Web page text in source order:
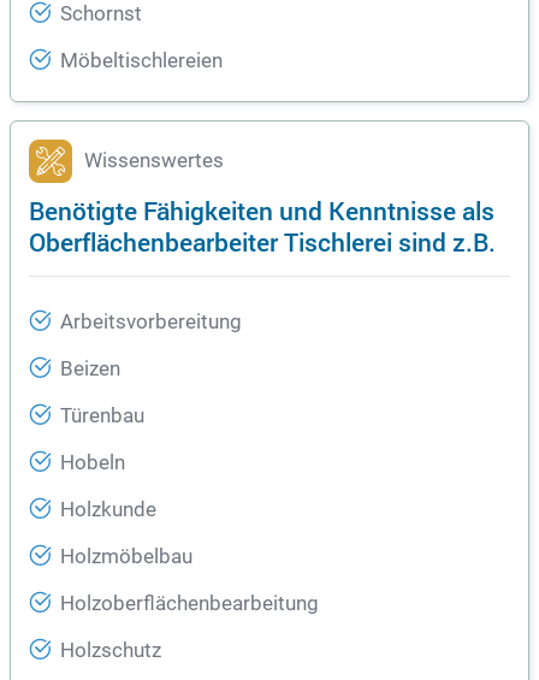
Schornst
Möbeltischlereien
Wissenswertes
Benötigte Fähigkeiten und Kenntnisse als
Oberflächenbearbeiter Tischlerei sind z.B.
Arbeitsvorbereitung
Beizen
Türenbau
Hobeln
Holzkunde
Holzmöbelbau
Holzoberflächenbearbeitung
Holzschutz